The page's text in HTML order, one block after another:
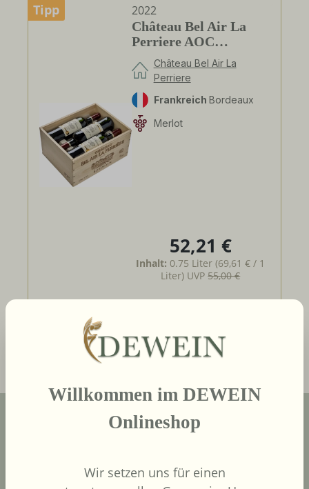
Tipp
2022
Château Bel Air La
Perriere AOC
Bordeaux -in der 6er
Holzkiste-
Château Bel Air La
Perriere
Frankreich Bordeaux
Merlot
Regulärer Preis:
52,21 €
Inhalt: 0.75 Liter(69,61 € / 1
Liter) UVP55,00 €
Willkommen im DEWEIN
Onlineshop
Wir setzen uns für einen